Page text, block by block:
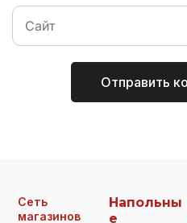
Сеть
магазинов
Напольны
е